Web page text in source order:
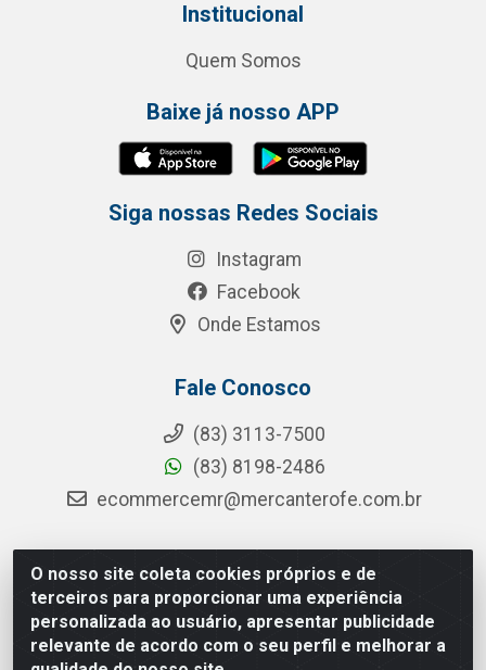
O nosso site coleta cookies próprios e de
terceiros para proporcionar uma experiência
personalizada ao usuário, apresentar publicidade
relevante de acordo com o seu perfil e melhorar a
Institucional
Quem Somos
Baixe já nosso APP
Siga nossas Redes Sociais
Instagram
Facebook
Onde Estamos
Fale Conosco
(83) 3113-7500
(83) 8198-2486
ecommercemr@mercanterofe.com.br
MR Distribuidora - Rua Hortêncio Ribeiro de Luna, 3777 -
Distrito Industrial, João Pessoa/PB - CEP 58081-400 -
CNPJ 35.428.312/0001-85